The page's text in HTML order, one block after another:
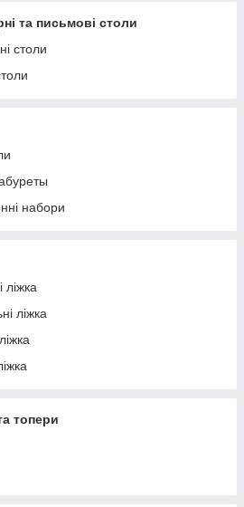
та письмові столи
столи
набори
ліжка
ліжка
топери